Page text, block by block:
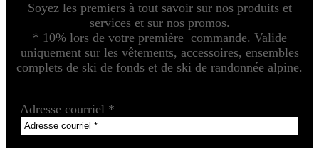
Soyez les premiers à tout savoir sur nos produits et
services et sur nos promos.
* 10% lors de votre première commande. Valide
uniquement sur les vêtements, accessoires, ensembles
complets de ski de fonds et de ski de randonnée alpine.
Adresse courriel *